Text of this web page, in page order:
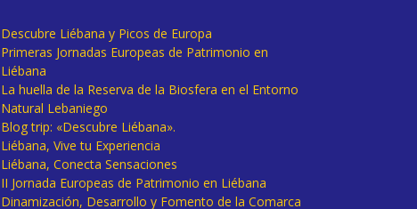
Descubre Liébana y Picos de Europa
Primeras Jornadas Europeas de Patrimonio en
Liébana
La huella de la Reserva de la Biosfera en el Entorno
Natural Lebaniego
Blog trip: «Descubre Liébana».
Liébana, Vive tu Experiencia
Liébana, Conecta Sensaciones
II Jornada Europeas de Patrimonio en Liébana
Dinamización, Desarrollo y Fomento de la Comarca